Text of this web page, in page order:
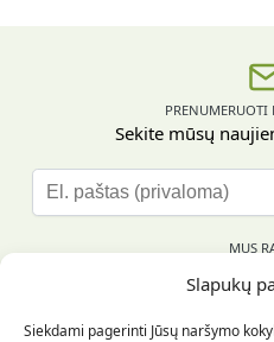
Slapukų
Siekdami pagerinti Jūsų naršymo
PRENUMERUOTI
Sekite mūsų
l
a
MUS